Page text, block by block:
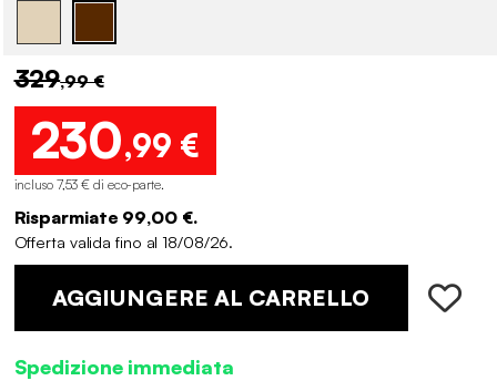
329,99 €
230,99 €
incluso 7,53 € di eco-parte.
Risparmiate 99,00 €.
Offerta valida fino al 18/08/26.
AGGIUNGERE AL CARRELLO
Spedizione immediata